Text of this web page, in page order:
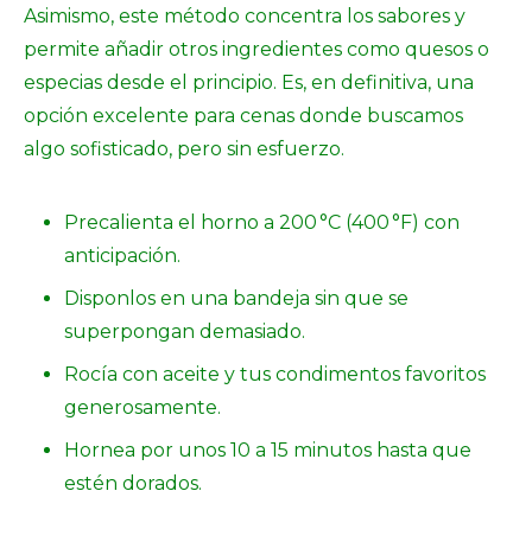
Asimismo, este método concentra los sabores y
permite añadir otros ingredientes como quesos o
especias desde el principio. Es, en definitiva, una
opción excelente para cenas donde buscamos
algo sofisticado, pero sin esfuerzo.
Precalienta el horno a 200 °C (400 °F) con
anticipación.
Disponlos en una bandeja sin que se
superpongan demasiado.
Rocía con aceite y tus condimentos favoritos
generosamente.
Hornea por unos 10 a 15 minutos hasta que
estén dorados.